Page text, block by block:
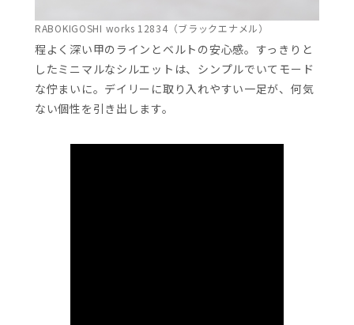
RABOKIGOSHI works 12834（ブラックエナメル）
程よく深い甲のラインとベルトの安心感。すっきりと
したミニマルなシルエットは、シンプルでいてモード
な佇まいに。デイリーに取り入れやすい一足が、何気
ない個性を引き出します。